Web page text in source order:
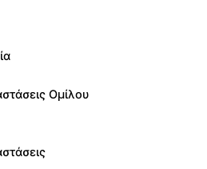
Ομίλου